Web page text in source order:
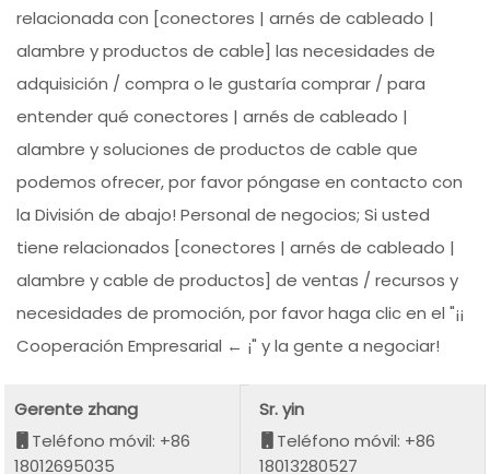
relacionada con [conectores | arnés de cableado |
alambre y productos de cable] las necesidades de
adquisición / compra o le gustaría comprar / para
entender qué conectores | arnés de cableado |
alambre y soluciones de productos de cable que
podemos ofrecer, por favor póngase en contacto con
la División de abajo! Personal de negocios; Si usted
tiene relacionados [conectores | arnés de cableado |
alambre y cable de productos] de ventas / recursos y
necesidades de promoción, por favor haga clic en el "¡¡
Cooperación Empresarial ← ¡" y la gente a negociar!
Gerente zhang
Teléfono móvil: +86
18012695035
Sr. yin
Teléfono móvil: +86
18013280527